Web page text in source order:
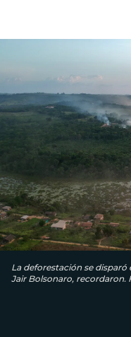
La deforestación se
Jair Bolsonaro, recordaron.